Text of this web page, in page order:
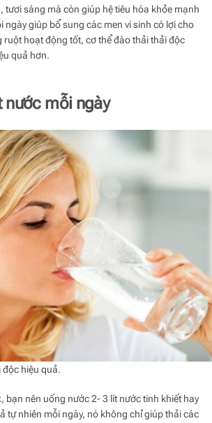
tươi sáng mà còn giúp hệ tiêu hóa khỏe mạnh
ngày giúp bổ sung các men vi sinh có lợi cho
ruột hoạt động tốt, cơ thể đào thải thải độc
quả hơn.
nước mỗi ngày
độc hiệu quả.
bạn nên uống nước 2- 3 lít nước tinh khiết hay
tự nhiên mỗi ngày, nó không chỉ giúp thải các